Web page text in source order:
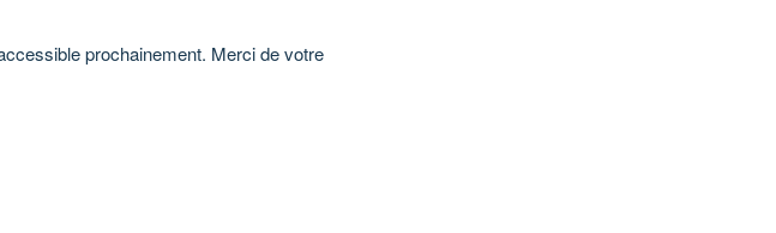
prochainement. Merci de votre